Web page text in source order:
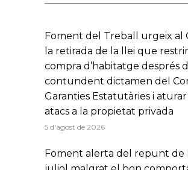
Foment del Treball urgeix al
la retirada de la llei que
compra d’habitatge després
contundent dictamen del
Garanties Estatutàries i
atacs a la propietat privada
5 d'agost de 2026
Foment alerta del repunt de